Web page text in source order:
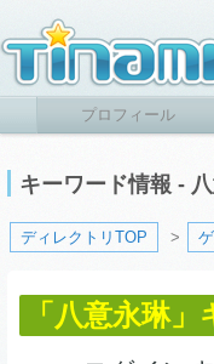
プロフィール
キーワード情報 -
ディレクトリTOP >
「八意永琳